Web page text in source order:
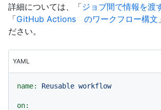
詳細については、「ジョブ間で情報を渡
「GitHub Actions のワークフロー構文
ださい。
YAML
name: Reusable workflow
on: